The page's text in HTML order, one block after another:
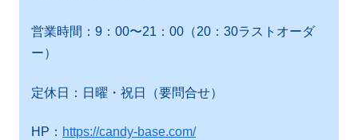
営業時間：9：00〜21：00（20：30ラストオーダ
ー）
定休日：日曜・祝日（要問合せ）
HP： https://candy-base.com/